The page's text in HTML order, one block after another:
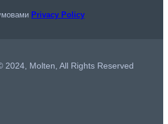
Privacy Policy
2024, Molten, All Rights Reserved